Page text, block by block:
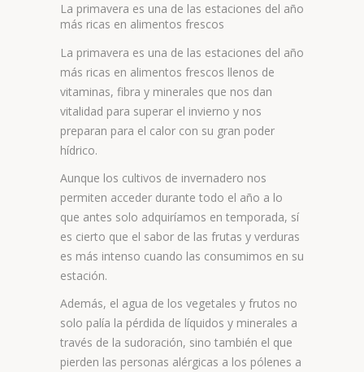
La primavera es una de las estaciones del año
más ricas en alimentos frescos
La primavera es una de las estaciones del año
más ricas en alimentos frescos llenos de
vitaminas, fibra y minerales que nos dan
vitalidad para superar el invierno y nos
preparan para el calor con su gran poder
hídrico.
Aunque los cultivos de invernadero nos
permiten acceder durante todo el año a lo
que antes solo adquiríamos en temporada, sí
es cierto que el sabor de las frutas y verduras
es más intenso cuando las consumimos en su
estación.
Además, el agua de los vegetales y frutos no
solo palía la pérdida de líquidos y minerales a
través de la sudoración, sino también el que
pierden las personas alérgicas a los pólenes a